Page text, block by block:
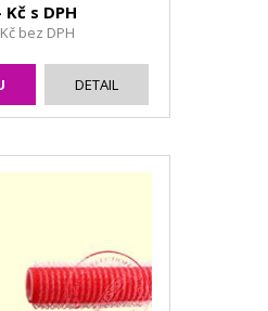
Kč s DPH
bez DPH
DETAIL